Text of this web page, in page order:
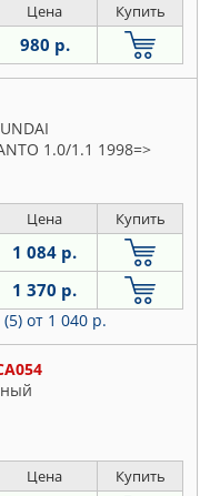
Цена Купить
980 р.
1.0/1.1 1998=>
Цена Купить
1 084 р.
1 370 р.
от 1 040 р.
Цена Купить